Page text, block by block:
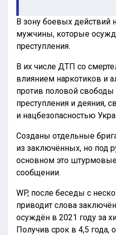
В зону боевых действий
мужчины, которые
преступления.
В их числе ДТП со
влиянием наркотиков и
против половой свободы
преступления и деяния,
и нацбезопасностью
Созданы отдельные
из заключённых, но под
основном это
сообщении.
WP, после беседы с
приводит слова
осуждён в 2021 году за
Получив срок в 4,5 года,